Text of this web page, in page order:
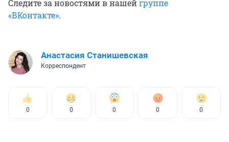
Следите за новостями в нашейгруппе
«ВКонтакте».
Анастасия Станишевская
Корреспондент
0 0 0 0 0